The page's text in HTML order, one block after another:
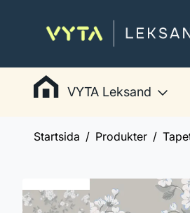
VYTA Leksand
Startsida Produkter